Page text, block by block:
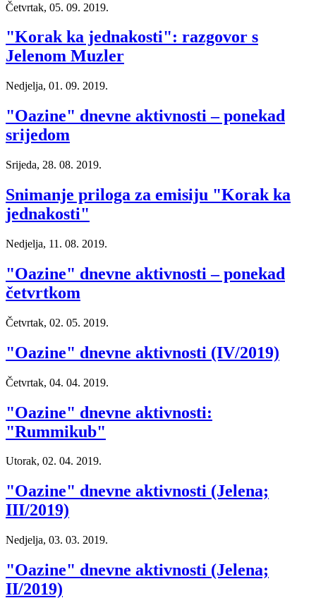
Četvrtak, 05. 09. 2019.
"Korak ka jednakosti": razgovor s
Jelenom Muzler
Nedjelja, 01. 09. 2019.
"Oazine" dnevne aktivnosti – ponekad
srijedom
Srijeda, 28. 08. 2019.
Snimanje priloga za emisiju "Korak ka
jednakosti"
Nedjelja, 11. 08. 2019.
"Oazine" dnevne aktivnosti – ponekad
četvrtkom
Četvrtak, 02. 05. 2019.
"Oazine" dnevne aktivnosti (IV/2019)
Četvrtak, 04. 04. 2019.
"Oazine" dnevne aktivnosti:
"Rummikub"
Utorak, 02. 04. 2019.
"Oazine" dnevne aktivnosti (Jelena;
III/2019)
Nedjelja, 03. 03. 2019.
"Oazine" dnevne aktivnosti (Jelena;
II/2019)